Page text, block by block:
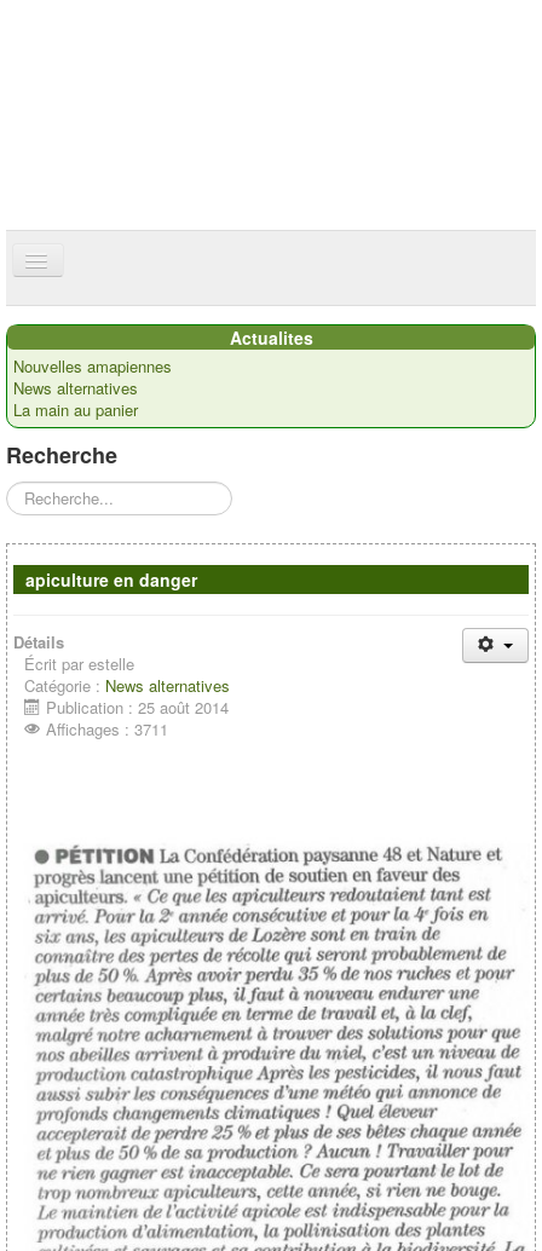
Accueil
Présentation
Actualités
Nos paysans
Commandes
Contacts
Actualites
Nouvelles amapiennes
News alternatives
La main au panier
Recherche
Rechercher
apiculture en danger
Détails
Écrit par estelle
Catégorie : News alternatives
Publication : 25 août 2014
Affichages : 3711